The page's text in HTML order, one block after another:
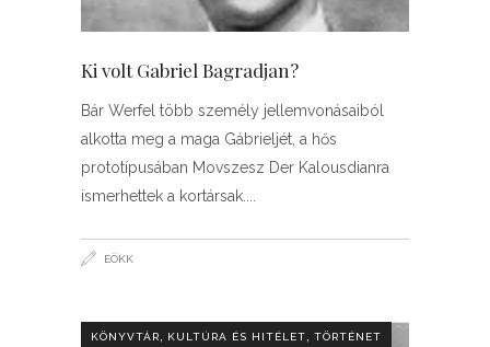
Ki volt Gabriel Bagradjan?
Bár Werfel több személy jellemvonásaiból
alkotta meg a maga Gábrieljét, a hős
prototípusában Movszesz Der Kalousdianra
ismerhettek a kortársak.
EÖKK
KÖNYVTÁR, KULTÚRA ÉS HITÉLET, TÖRTÉNET